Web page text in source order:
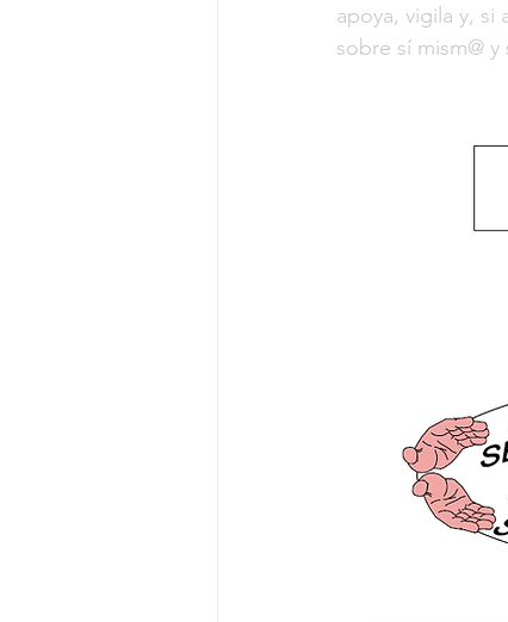
apoya, vigila y, si
sobre sí mism@ y